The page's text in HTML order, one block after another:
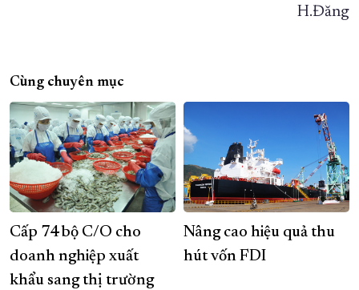
H.Đăng
Cùng chuyên mục
Cấp 74 bộ C/O cho
doanh nghiệp xuất
khẩu sang thị trường
Nâng cao hiệu quả thu
hút vốn FDI